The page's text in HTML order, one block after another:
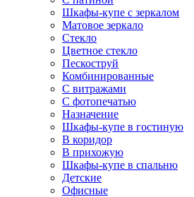
Шкафы-купе с зеркалом
Матовое зеркало
Стекло
Цветное стекло
Пескоструй
Комбинированные
С витражами
С фотопечатью
Назначение
Шкафы-купе в гостиную
В коридор
В прихожую
Шкафы-купе в спальню
Детские
Офисные